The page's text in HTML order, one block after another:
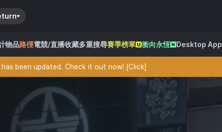
物品路徑電競/直播收藏多重搜尋賽季榜單 衝向永恆 Desktop App
has been updated. Check it out now! [Click]